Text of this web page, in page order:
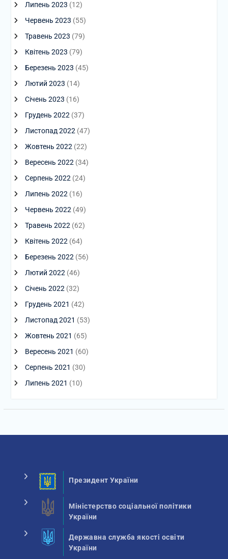
Липень 2023 (12)
Червень 2023 (55)
Травень 2023 (79)
Квітень 2023 (79)
Березень 2023 (45)
Лютий 2023 (14)
Січень 2023 (16)
Грудень 2022 (37)
Листопад 2022 (47)
Жовтень 2022 (22)
Вересень 2022 (34)
Серпень 2022 (24)
Липень 2022 (16)
Червень 2022 (49)
Травень 2022 (62)
Квітень 2022 (64)
Березень 2022 (56)
Лютий 2022 (46)
Січень 2022 (32)
Грудень 2021 (42)
Листопад 2021 (53)
Жовтень 2021 (65)
Вересень 2021 (60)
Серпень 2021 (30)
Липень 2021 (10)
Президент України
Міністерство соціальної політики
України
Державна служба якості освіти
України